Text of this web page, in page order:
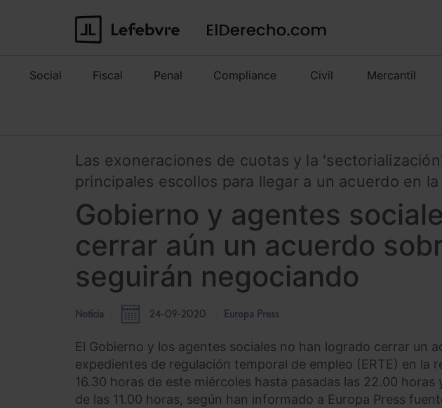
Social Fiscal Penal Compliance Civil Mercantil
Las exoneraciones de cuotas y la
principales escollos para llegar a un acuerdo en
Gobierno y agentes
cerrar aún un acuerdo
seguirán negociando
Noticia 24-09-2020 Europa Press
El Gobierno y los agentes sociales no han logrado cerrar un
expedientes de regulación temporal de empleo (ERTE) en la
16.30 horas de este miércoles hasta pasadas las 22.00
de las 11.00 horas, según han informado a Europa Press